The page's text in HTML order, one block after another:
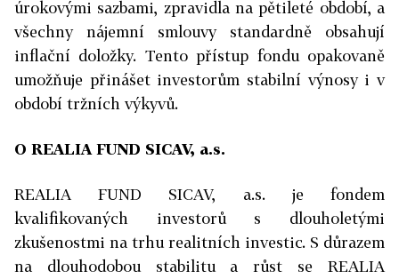
úrokovými sazbami, zpravidla na pětileté období, a
všechny nájemní smlouvy standardně obsahují
inflační doložky. Tento přístup fondu opakovaně
umožňuje přinášet investorům stabilní výnosy i v
období tržních výkyvů.
O REALIA FUND SICAV, a.s.
REALIA FUND SICAV, a.s. je fondem
kvalifikovaných investorů s dlouholetými
zkušenostmi na trhu realitních investic. S důrazem
na dlouhodobou stabilitu a růst se REALIA